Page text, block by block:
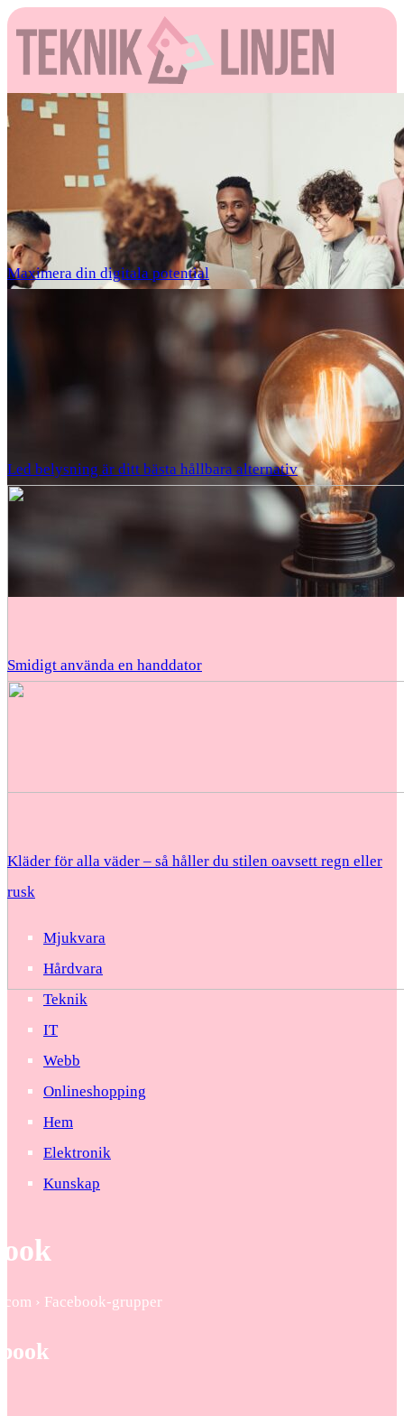
Maximera din digitala potential
Led belysning är ditt bästa hållbara alternativ
Smidigt använda en handdator
Kläder för alla väder – så håller du stilen oavsett regn eller
rusk
Mjukvara
Hårdvara
Teknik
IT
Webb
Onlineshopping
Hem
Elektronik
Kunskap
› Facebook-grupper